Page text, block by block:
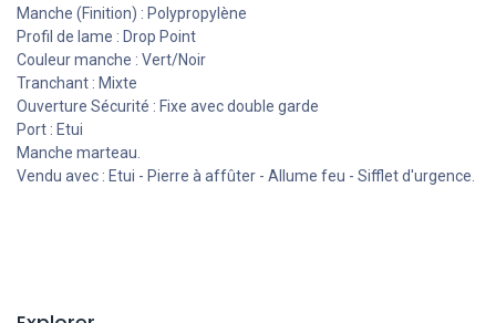
Manche (Finition) : Polypropylène
Profil de lame : Drop Point
Couleur manche : Vert/Noir
Tranchant : Mixte
Ouverture Sécurité : Fixe avec double garde
Port : Etui
Manche marteau.
Vendu avec : Etui - Pierre à affûter - Allume feu - Sifflet d'urgence.